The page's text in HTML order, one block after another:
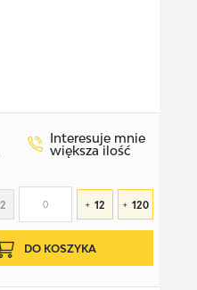
Interesuje mnie
większa ilość
12 120
DO KOSZYKA